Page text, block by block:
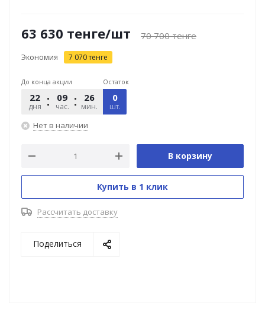
63 630 тенге/шт 70 700тенге
Экономия 7 070тенге
До конца акции
22
дня
09
час.
26
мин.
53
сек.
Остаток
0
шт.
Нет в наличии
В корзину
Купить в 1 клик
Рассчитать доставку
Поделиться